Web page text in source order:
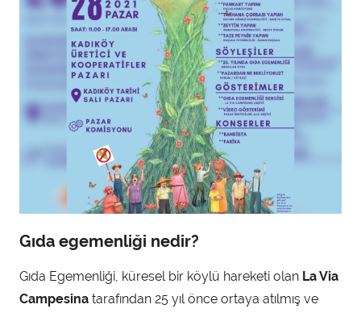
Gıda egemenliği nedir?
Gıda Egemenliği, küresel bir köylü hareketi olan La Via
Campesina tarafından 25 yıl önce ortaya atılmış ve